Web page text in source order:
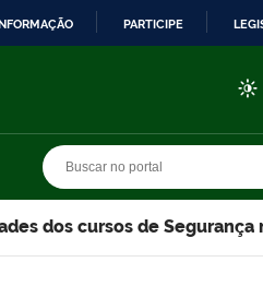
PARTICIPE
dos cursos de Segurança